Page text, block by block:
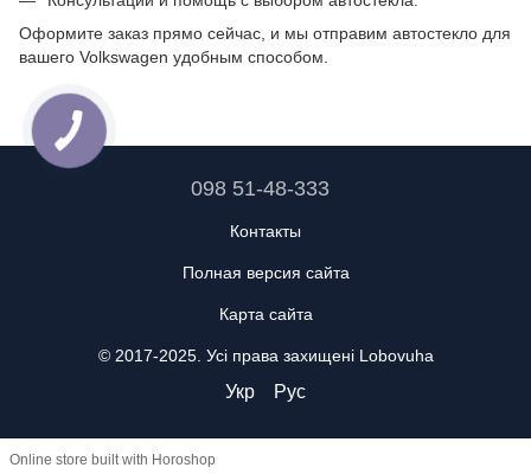
Оформите заказ прямо сейчас, и мы отправим автостекло для
вашего Volkswagen удобным способом.
098 51-48-333
Контакты
Полная версия сайта
Карта сайта
© 2017-2025. Усі права захищені Lobovuha
Укр Рус
Online store built with Horoshop